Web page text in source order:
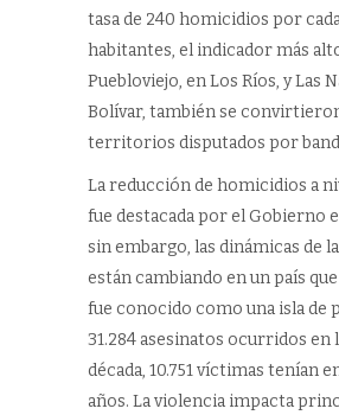
tasa de 240 homicidios por
habitantes, el indicador más
Puebloviejo, en Los Ríos, y Las
Bolívar, también se
territorios disputados por
La reducción de homicidios a
fue destacada por el Gobierno
sin embargo, las dinámicas de
están cambiando en un país
fue conocido como una isla de
31.284 asesinatos ocurridos en
década, 10.751 víctimas tenían
años. La violencia impacta